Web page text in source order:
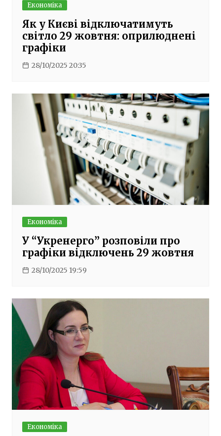
Економіка
Як у Києві відключатимуть
світло 29 жовтня: оприлюднені
графіки
28/10/2025 20:35
Економіка
У “Укренерго” розповіли про
графіки відключень 29 жовтня
28/10/2025 19:59
Економіка